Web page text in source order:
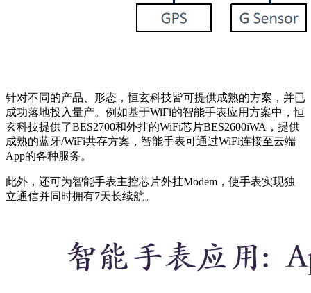
针对不同的产品、形态，恒玄科技皆可提供成熟的方案，并已
成功落地投入量产。例如基于WiFi的智能手表应用方案中，恒
玄科技提供了BES2700和外挂的WiFi芯片BES2600iWA，提供
成熟的蓝牙/WiFi共存方案，智能手表可通过WiFi连接至云端
App的各种服务。
此外，还可为智能手表主控芯片外挂Modem，使手表实现独
立通信并同时拥有7天长续航。